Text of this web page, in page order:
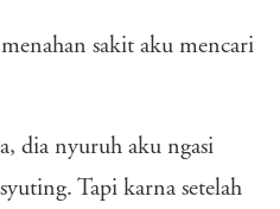
sakit aku mencari
dia nyuruh aku ngasi
Tapi karna setelah